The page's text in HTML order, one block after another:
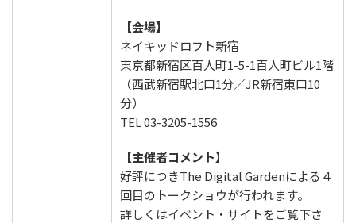
【会場】
ネイキッドロフト新宿
東京都新宿区百人町1-5-1百人町ビル1階
（西武新宿駅北口1分／JR新宿東口10
分）
TEL 03-3205-1556
【主催者コメント】
好評につきThe Digital Gardenによる４
回目のトークショウが行われます。
詳しくはイベント・サイトをご覧下さ